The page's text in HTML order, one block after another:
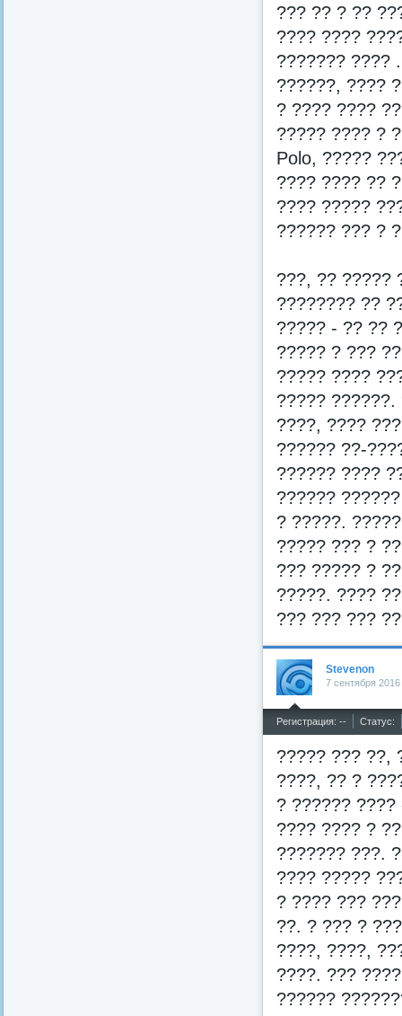
??? ?? ? ??
???? ????
??????? ????
??????, ????
? ???? ????
????? ???? ?
Polo, ?????
???? ???? ??
???? ?????
?????? ??? ?
???, ?? ?????
???????? ??
????? - ?? ??
????? ? ???
????? ????
?????
????, ????
?????? ??-
?????? ????
??????
? ?????.
????? ??? ?
??? ????? ?
?????. ????
??? ??? ???
Stevenon
7 сентября
Регистрация: -- Статус:
????? ??? ??,
????, ?? ?
? ??????
???? ???? ?
??????? ???.
???? ?????
? ???? ???
??. ? ??? ?
????, ????,
????. ???
??????